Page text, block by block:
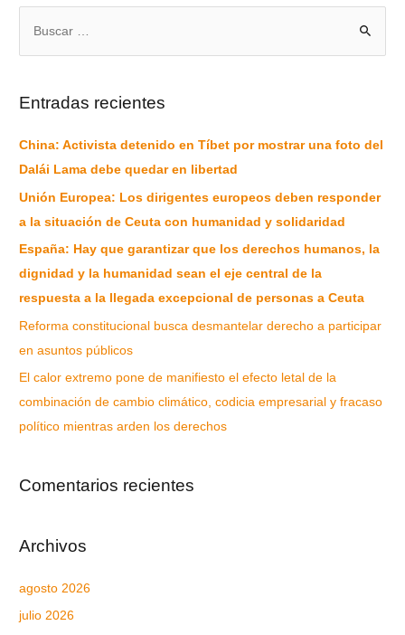
Entradas recientes
China: Activista detenido en Tíbet por mostrar una foto del
Dalái Lama debe quedar en libertad
Unión Europea: Los dirigentes europeos deben responder
a la situación de Ceuta con humanidad y solidaridad
España: Hay que garantizar que los derechos humanos, la
dignidad y la humanidad sean el eje central de la
respuesta a la llegada excepcional de personas a Ceuta
Reforma constitucional busca desmantelar derecho a participar
en asuntos públicos
El calor extremo pone de manifiesto el efecto letal de la
combinación de cambio climático, codicia empresarial y fracaso
político mientras arden los derechos
Comentarios recientes
Archivos
agosto 2026
julio 2026